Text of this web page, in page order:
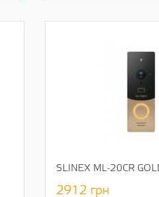
SLINEX ML-20CR
2912 грн